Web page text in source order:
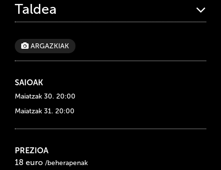
Taldea
ARGAZKIAK
SAIOAK
Maiatzak 30. 20:00
Maiatzak 31. 20:00
PREZIOA
18 euro /beherapenak